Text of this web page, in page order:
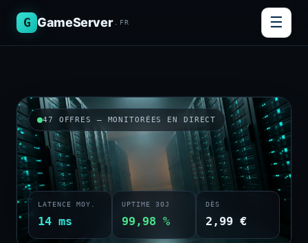
G GameServer .FR ☰
47 OFFRES — MONITORÉES EN DIRECT
LATENCE MOY.
14 ms
UPTIME 30J
99,98 %
DÈS
2,99 €